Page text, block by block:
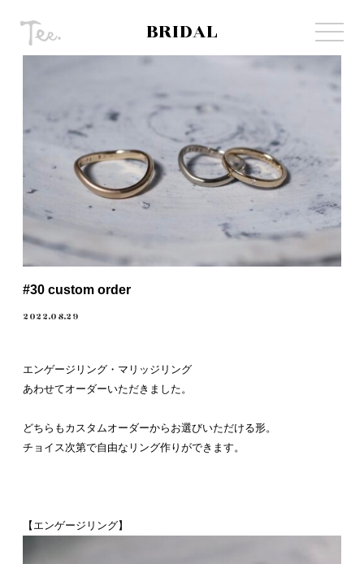
BRIDAL
#30 custom order
2022.08.29
エンゲージリング・マリッジリング
あわせてオーダーいただきました。
どちらもカスタムオーダーからお選びいただける形。
チョイス次第で自由なリング作りができます。
【エンゲージリング】